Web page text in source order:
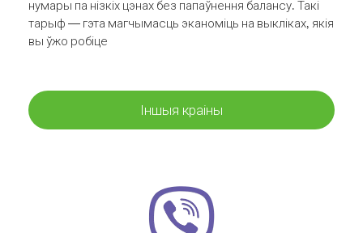
нумары па нізкіх цэнах без папаўнення балансу. Такі
тарыф — гэта магчымасць эканоміць на выкліках, якія
вы ўжо робіце
Іншыя краіны